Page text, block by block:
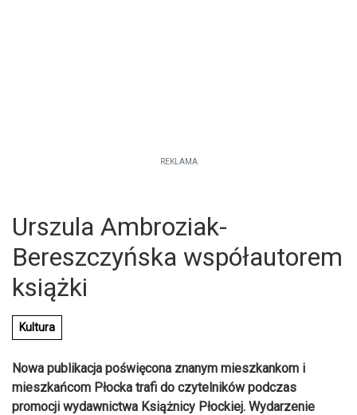
REKLAMA
Urszula Ambroziak-
Bereszczyńska współautorem
książki
Kultura
Nowa publikacja poświęcona znanym mieszkankom i
mieszkańcom Płocka trafi do czytelników podczas
promocji wydawnictwa Książnicy Płockiej. Wydarzenie